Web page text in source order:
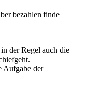
bezahlen finde
der Regel auch die
Aufgabe der